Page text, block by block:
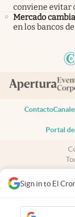
Sign in to El
conviene evitar
Mercado
en los bancos
Contacto
Portal